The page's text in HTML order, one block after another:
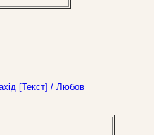
[Текст] / Любов